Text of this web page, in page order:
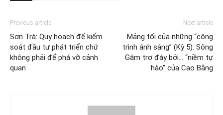
Previous article
Sơn Trà: Quy hoạch để kiểm
soát đầu tư phát triển chứ
không phải để phá vỡ cảnh
quan
Next article
Mảng tối của những “công
trình ánh sáng” (Kỳ 5): Sông
Gâm trơ đáy bởi… “niềm tự
hào” của Cao Bằng